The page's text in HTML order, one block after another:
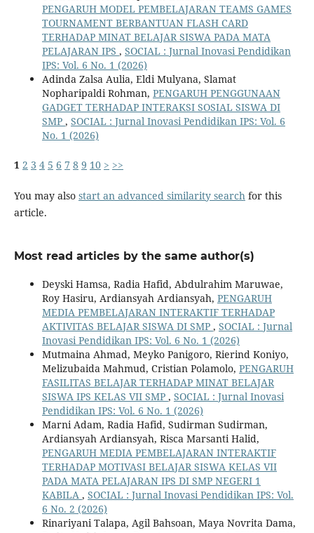
PENGARUH MODEL PEMBELAJARAN TEAMS GAMES
TOURNAMENT BERBANTUAN FLASH CARD
TERHADAP MINAT BELAJAR SISWA PADA MATA
PELAJARAN IPS , SOCIAL : Jurnal Inovasi Pendidikan
IPS: Vol. 6 No. 1 (2026)
Adinda Zalsa Aulia, Eldi Mulyana, Slamat
Nopharipaldi Rohman, PENGARUH PENGGUNAAN
GADGET TERHADAP INTERAKSI SOSIAL SISWA DI
SMP , SOCIAL : Jurnal Inovasi Pendidikan IPS: Vol. 6
No. 1 (2026)
1 2 3 4 5 6 7 8 9 10 > >>
You may also start an advanced similarity searchfor this
article.
Most read articles by the same author(s)
Deyski Hamsa, Radia Hafid, Abdulrahim Maruwae,
Roy Hasiru, Ardiansyah Ardiansyah, PENGARUH
MEDIA PEMBELAJARAN INTERAKTIF TERHADAP
AKTIVITAS BELAJAR SISWA DI SMP , SOCIAL : Jurnal
Inovasi Pendidikan IPS: Vol. 6 No. 1 (2026)
Mutmaina Ahmad, Meyko Panigoro, Rierind Koniyo,
Melizubaida Mahmud, Cristian Polamolo, PENGARUH
FASILITAS BELAJAR TERHADAP MINAT BELAJAR
SISWA IPS KELAS VII SMP , SOCIAL : Jurnal Inovasi
Pendidikan IPS: Vol. 6 No. 1 (2026)
Marni Adam, Radia Hafid, Sudirman Sudirman,
Ardiansyah Ardiansyah, Risca Marsanti Halid,
PENGARUH MEDIA PEMBELAJARAN INTERAKTIF
TERHADAP MOTIVASI BELAJAR SISWA KELAS VII
PADA MATA PELAJARAN IPS DI SMP NEGERI 1
KABILA , SOCIAL : Jurnal Inovasi Pendidikan IPS: Vol.
6 No. 2 (2026)
Rinariyani Talapa, Agil Bahsoan, Maya Novrita Dama,